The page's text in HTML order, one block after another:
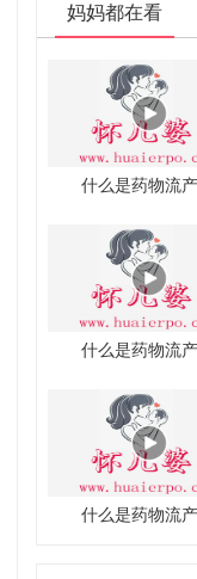
妈妈都在看
什么是药物流
什么是药物流
什么是药物流